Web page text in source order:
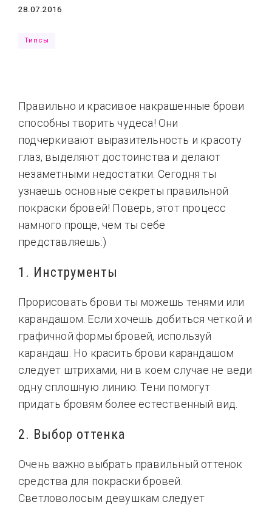
Это любовь
Дата
28.07.2016
Типсы
Правильно и красивое накрашенные брови
способны творить чудеса! Они
подчеркивают выразительность и красоту
глаз, выделяют достоинства и делают
незаметными недостатки. Сегодня ты
узнаешь основные секреты правильной
покраски бровей! Поверь, этот процесс
намного проще, чем ты себе
представляешь:)
1. Инструменты
Прорисовать брови ты можешь тенями или
карандашом. Если хочешь добиться четкой и
графичной формы бровей, используй
карандаш. Но красить брови карандашом
следует штрихами, ни в коем случае не веди
одну сплошную линию. Тени помогут
придать бровям более естественный вид.
2. Выбор оттенка
Очень важно выбрать правильный оттенок
средства для покраски бровей.
Светловолосым девушкам следует